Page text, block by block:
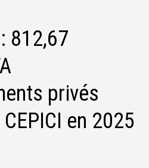
812,67
privés
en 2025